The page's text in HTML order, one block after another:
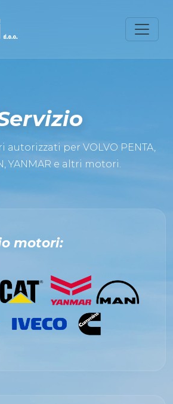
autorizzati per VOLVO PENTA,
YANMAR e altri motori.
motori: